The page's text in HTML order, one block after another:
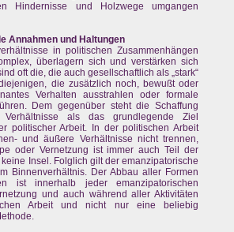
Hindernisse und Holzwege umgangen
Annahmen und Haltungen
in politischen Zusammenhängen
überlagern sich und verstärken sich
oft die, die auch gesellschaftlich als „stark“
die zusätzlich noch, bewußt oder
Verhalten ausstrahlen oder formale
Dem gegenüber steht die Schaffung
Verhältnisse als das grundlegende Ziel
politischer Arbeit. In der politischen Arbeit
und äußere Verhältnisse nicht trennen,
oder Vernetzung ist immer auch Teil der
Insel. Folglich gilt der emanzipatorische
Binnenverhältnis. Der Abbau aller Formen
ist innerhalb jeder emanzipatorischen
und auch während aller Aktivitäten
Arbeit und nicht nur eine beliebig